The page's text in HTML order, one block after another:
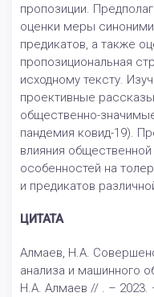
пропозиции.
оценки меры
предикатов, а также
пропозициональная
исходному тексту.
проективные
общественно-
пандемия ковид-19).
влияния
особенностей на
и предикатов
ЦИТАТА
Алмаев, Н.А.
анализа и машинного
Н.А. Алмаев // . – 2023.